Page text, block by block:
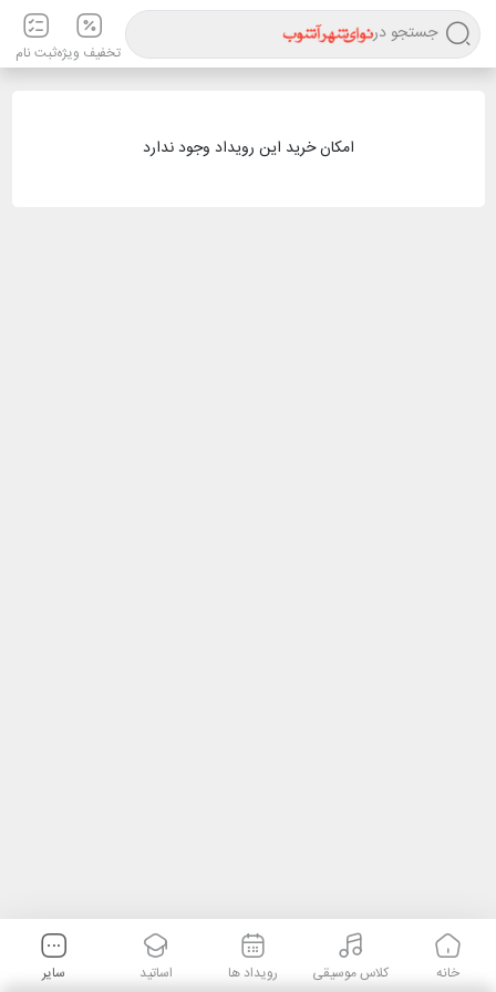
جستجو در
تخفیف ویژهثبت نام
خانه کلاس موسیقی رویداد ها اساتید سایر
امکان خرید این رویداد وجود ندارد